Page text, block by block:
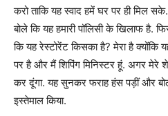
करो ताकि यह स्वाद हमें घर पर ही मिल
बोले कि यह हमारी पॉलिसी के खिलाफ है.
कि यह रेस्टोरेंट किसका है? मेरा है क्योंकि
पर है और मैं शिपिंग मिनिस्टर हूं. अगर मेरे
कर दूंगा. यह सुनकर फराह हंस पड़ीं और
इस्तेमाल किया.